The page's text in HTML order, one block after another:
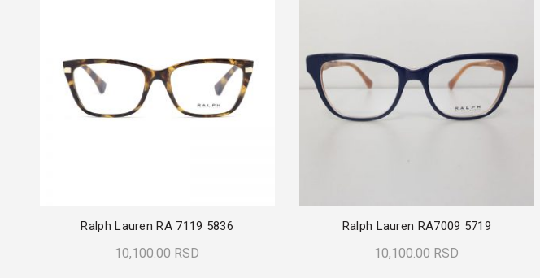
Ralph Lauren RA 7119 5836
10,100.00 RSD
Ralph Lauren RA7009 5719
10,100.00 RSD